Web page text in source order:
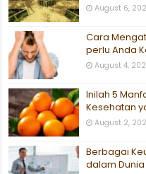
August 6,
Cara
perlu Anda
August 4,
Inilah 5
Kesehatan
August 2,
Berbagai
dalam Dunia